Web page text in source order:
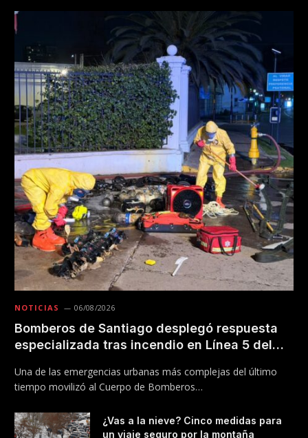
NOTICIAS 06/08/2026
Bomberos de Santiago desplegó respuesta
especializada tras incendio en Línea 5 del
Una de las emergencias urbanas más complejas del último
tiempo movilizó al Cuerpo de Bomberos…
¿Vas a la nieve? Cinco medidas para
un viaje seguro por la montaña